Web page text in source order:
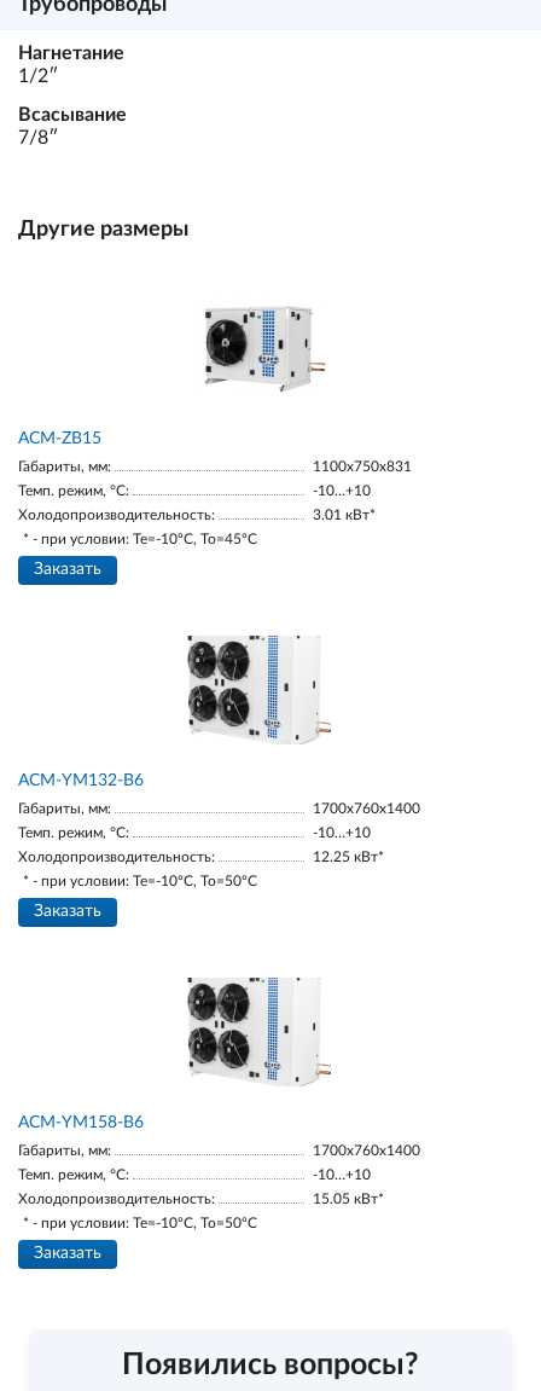
Трубопроводы
Нагнетание
1/2ʺ
Всасывание
7/8ʺ
Другие размеры
ACM-ZB15
Габариты, мм:
1100х750х831
Темп. режим, °С:
-10…+10
Холодопроизводительность:
3.01 кВт*
* - при условии: Te=-10ºC, To=45ºC
Заказать
АСМ-YM132-В6
Габариты, мм:
1700х760х1400
Темп. режим, °С:
-10…+10
Холодопроизводительность:
12.25 кВт*
* - при условии: Te=-10ºC, To=50ºC
Заказать
АСМ-YM158-В6
Габариты, мм:
1700х760х1400
Темп. режим, °С:
-10…+10
Холодопроизводительность:
15.05 кВт*
* - при условии: Te=-10ºC, To=50ºC
Заказать
Появились вопросы?